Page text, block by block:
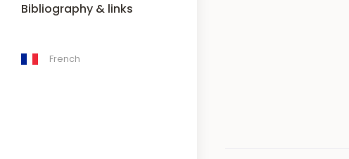
Bibliography & links
French